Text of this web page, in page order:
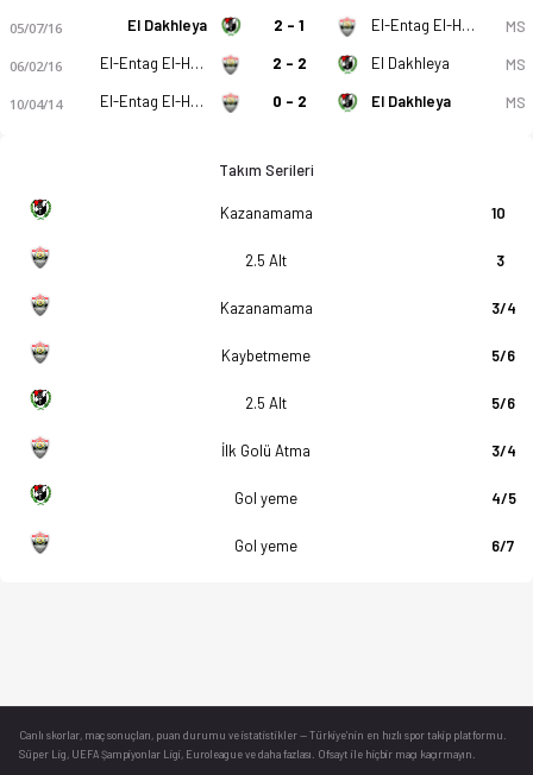
05/07/16 El Dakhleya 2 - 1 El-Entag El-Harby MS
06/02/16 El-Entag El-Harby 2 - 2 El Dakhleya MS
10/04/14 El-Entag El-Harby 0 - 2 El Dakhleya MS
Takım Serileri
Kazanamama 10
2.5 Alt 3
Kazanamama 3/4
Kaybetmeme 5/6
2.5 Alt 5/6
İlk Golü Atma 3/4
Gol yeme 4/5
Gol yeme 6/7
Canlı skorlar , maç sonuçları, puan durumu ve istatistikler — Türkiye’nin en hızlı spor takip platformu.
Süper Lig, UEFA Şampiyonlar Ligi, Euroleague ve daha fazlası. Ofsayt ile hiçbir maçı kaçırmayın.